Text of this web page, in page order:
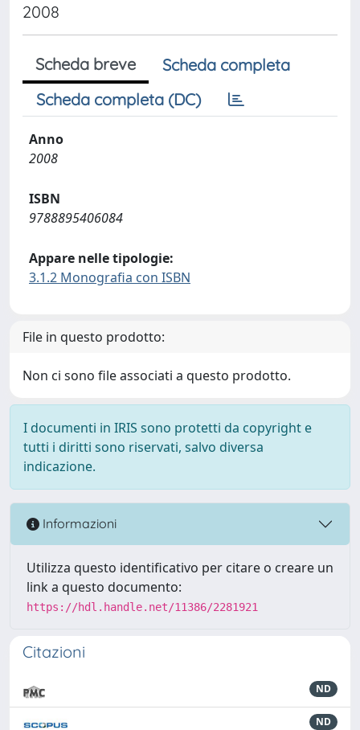
2008
Scheda breve
Scheda completa
Scheda completa (DC)
Anno
2008
ISBN
9788895406084
Appare nelle tipologie:
3.1.2 Monografia con ISBN
File in questo prodotto:
Non ci sono file associati a questo prodotto.
I documenti in IRIS sono protetti da copyright e
tutti i diritti sono riservati, salvo diversa
indicazione.
Informazioni
Utilizza questo identificativo per citare o creare un
link a questo documento:
https://hdl.handle.net/11386/2281921
Citazioni
ND
ND